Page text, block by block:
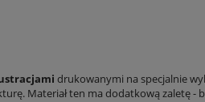
drukowanymi na specjalnie
Materiał ten ma dodatkową zaletę -